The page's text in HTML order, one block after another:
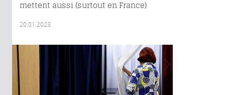
mettent aussi (surtout en France)
20.01.2023